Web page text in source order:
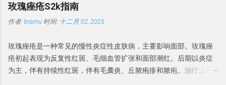
查可区分 BP 与银屑病、增殖性红斑和浆细胞龟头炎，皮肤 CT 可区
分 BP 与银屑病、硬化性苔藓和其他常见的炎性龟头炎。对于临床特
检查。镜检和培养可有...
病、 麻疹、腮腺炎等 心血管疾病：如 冠状动脉血栓形成 严重肝、
肺、内分泌疾病 营养不良 或 缺乏 高血压或缺氧 药物（抗寄生虫药
甲床分离，并且由于在甲下腔室中存在空气，通常呈现白色。 甲分
离是如果存在外源性色素，则指甲可能呈现黄色（真菌和渗出物）
至绿黑色（绿脓菌素）。 甲分离可分为原发性（特发性）和继发
部位的原位鳞状细胞癌。为了减少人名命名，本文以原位鳞状细胞
癌为术语，生殖器病变增殖性红斑的治疗不在本指南中论述。 发病
率。男性和女性的发病率分别为每10万人年68例和72例，随时间呈
统计学显著增加。2005年至2015年间，由皮肤科医生治疗的原位鳞
状细胞癌患者数量翻了一番。1996-2000年期间加拿大报告的男性
玫瑰痤疮S2k指南
作者: brainu 时间: 十二月 02, 2025
玫瑰痤疮是一种常见的慢性炎症性皮肤病，主要影响面部。玫瑰痤
疮初起表现为反复性红斑、毛细血管扩张和面部潮红。后期以炎症
为主，伴有持续性红斑，伴有毛囊炎、丘脓疱疹和脓疱。治疗上建